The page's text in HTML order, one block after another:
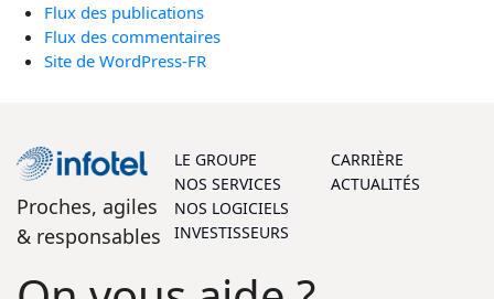
Flux des publications
Flux des commentaires
Site de WordPress-FR
Proches, agiles
& responsables
LE GROUPE
NOS SERVICES
NOS LOGICIELS
INVESTISSEURS
CARRIÈRE
ACTUALITÉS